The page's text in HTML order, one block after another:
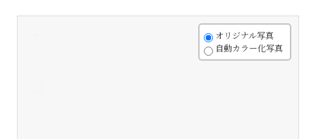
オリジナル写真
自動カラー化写真